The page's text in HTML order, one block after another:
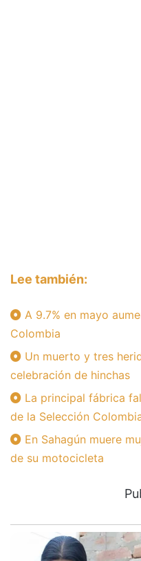
Lee también:
A 9.7% en mayo
Colombia
Un muerto y tres
celebración de hinchas
La principal fábrica
de la Selección
En Sahagún muere
de su motocicleta